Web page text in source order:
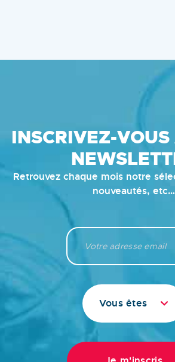
INSCRIVEZ-VOUS
Retrouvez chaque mois notre
nouveautés, etc…
Vous êtes